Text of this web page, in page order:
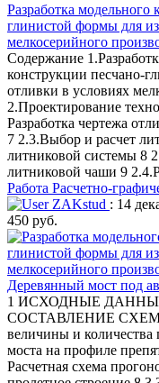
Разработка модельного
глинистой формы для
мелкосерийного
Содержание
конструкции песчано-
отливки в условиях
2.Проектирование
Разработка чертежа
7 2.3.Выбор и расчет
литниковой системы 8
литниковой чаши 9
Работа Расчетно-
ZAKstud : 14
450 руб.
Деревянный мост под
1 ИСХОДНЫЕ
СОСТАВЛЕНИЕ
величины и количества
моста на профиле
Расчетная схема